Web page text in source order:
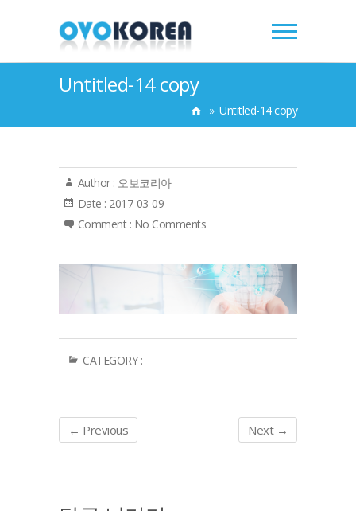
Untitled-14 copy
» Untitled-14 copy
Author : 오보코리아
Date : 2017-03-09
Comment : No Comments
CATEGORY :
← Previous Next →